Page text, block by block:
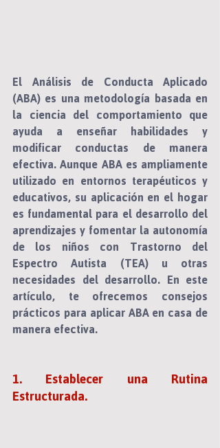
El Análisis de Conducta Aplicado
(ABA) es una metodología basada en
la ciencia del comportamiento que
ayuda a enseñar habilidades y
modificar conductas de manera
efectiva. Aunque ABA es ampliamente
utilizado en entornos terapéuticos y
educativos, su aplicación en el hogar
es fundamental para el desarrollo del
aprendizajes y fomentar la autonomía
de los niños con Trastorno del
Espectro Autista (TEA) u otras
necesidades del desarrollo. En este
artículo, te ofrecemos consejos
prácticos para aplicar ABA en casa de
manera efectiva.
1. Establecer una Rutina
Estructurada.